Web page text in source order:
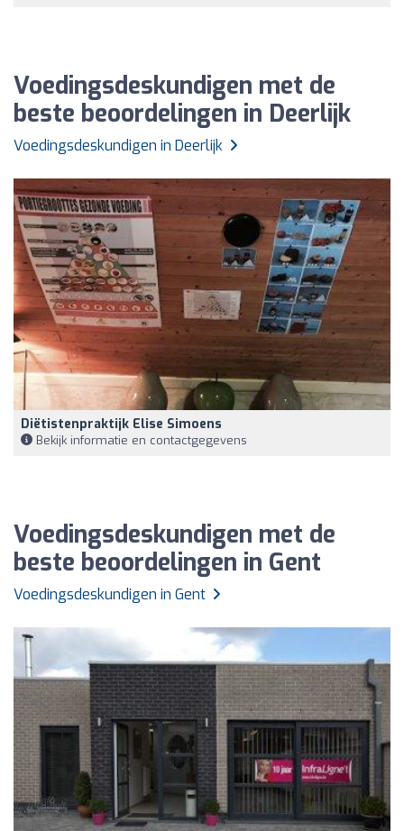
Voedingsdeskundigen met de
beste beoordelingen in Deerlijk
Voedingsdeskundigen in Deerlijk
Diëtistenpraktijk Elise Simoens
Bekijk informatie en contactgegevens
Voedingsdeskundigen met de
beste beoordelingen in Gent
Voedingsdeskundigen in Gent